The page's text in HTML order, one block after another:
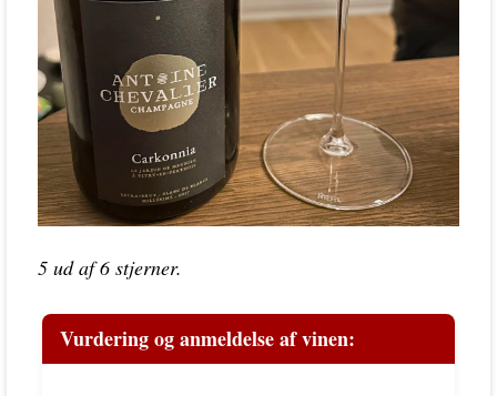
5 ud af 6 stjerner.
Vurdering og anmeldelse af vinen: